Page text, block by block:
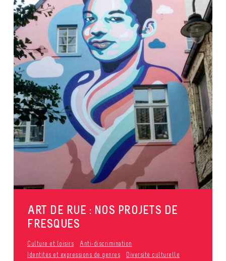
ART DE RUE : NOS PROJETS DE
FRESQUES
Culture et loisirs
Anti-discrimination
Identités et expressions de genres
Diversité culturelle